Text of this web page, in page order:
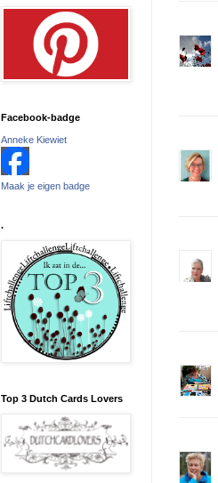
Facebook-badge
Anneke Kiewiet
Maak je eigen badge
.
Top 3 Dutch Cards Lovers